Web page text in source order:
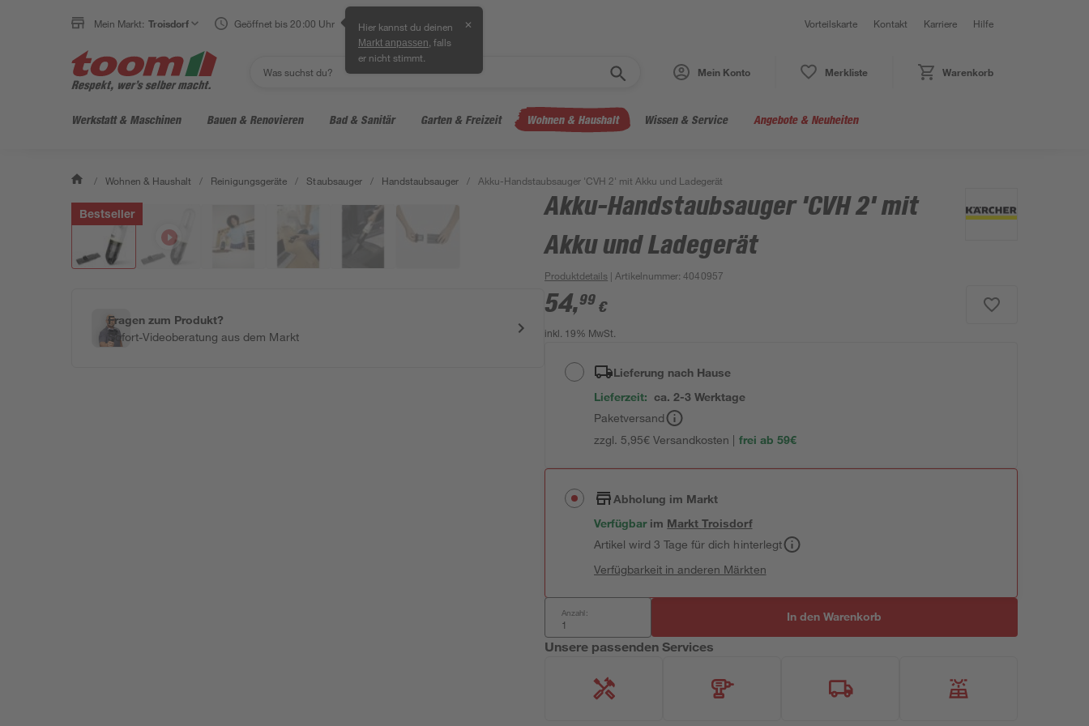
Mein Markt: Troisdorf Geöffnet bis 20:00 Uhr Hier kannst du deinen
Markt anpassen , falls
er nicht stimmt.
✕ Vorteilskarte Kontakt Karriere Hilfe
Mein Konto Merkliste Warenkorb
Werkstatt & Maschinen Bauen & Renovieren Bad & Sanitär Garten & Freizeit Wohnen & Haushalt Wissen & Service Angebote & Neuheiten
/ Wohnen & Haushalt / Reinigungsgeräte / Staubsauger / Handstaubsauger / Akku-Handstaubsauger 'CVH 2' mit Akku und Ladegerät
Bestseller
Fragen zum Produkt?
Sofort-Videoberatung aus dem Markt
Akku-Handstaubsauger 'CVH 2' mit
Akku und Ladegerät
Produktdetails | Artikelnummer:4040957
54,99 €
inkl. 19% MwSt.
Lieferung nach Hause
Lieferzeit: ca. 2-3 Werktage
Paketversand
zzgl. 5,95€ Versandkosten | frei ab 59€
Abholung im Markt
Verfügbar im MarktTroisdorf
Artikel wird 3 Tage für dich hinterlegt
Verfügbarkeit in anderen Märkten
Anzahl: In den Warenkorb
Unsere passenden Services